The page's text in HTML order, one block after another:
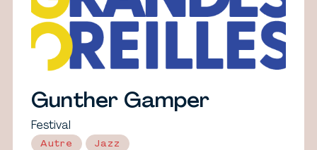
Gunther Gamper
Festival
Autre Jazz